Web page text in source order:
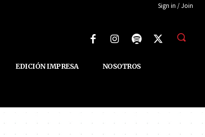
Sign in / Join
EDICIÓN IMPRESA NOSOTROS